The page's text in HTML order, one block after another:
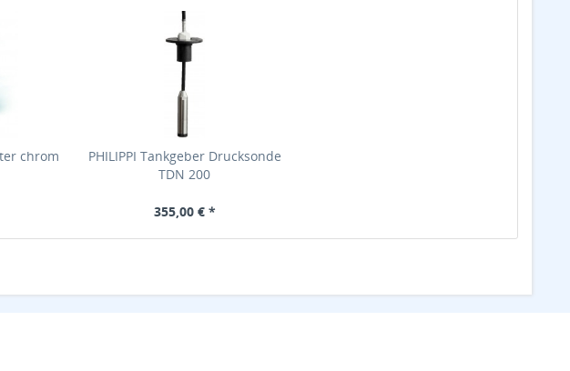
chrom
PHILIPPI Tankgeber Drucksonde
TDN 200
355,00 € *